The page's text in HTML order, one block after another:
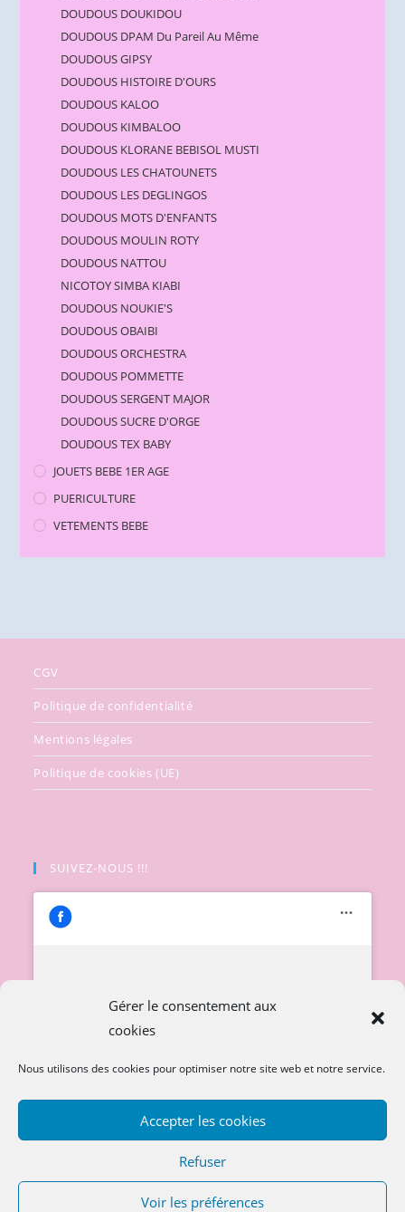
Gérer le consentement aux
cookies
Nous utilisons des cookies pour optimiser notre site web et notre service.
Accepter les cookies
Refuser
Voir les préférences
DOUDOUS DOUKIDOU
DOUDOUS DPAM Du Pareil Au Même
DOUDOUS GIPSY
DOUDOUS HISTOIRE D'OURS
DOUDOUS KALOO
DOUDOUS KIMBALOO
DOUDOUS KLORANE BEBISOL MUSTI
DOUDOUS LES CHATOUNETS
DOUDOUS LES DEGLINGOS
DOUDOUS MOTS D'ENFANTS
DOUDOUS MOULIN ROTY
DOUDOUS NATTOU
NICOTOY SIMBA KIABI
DOUDOUS NOUKIE'S
DOUDOUS OBAIBI
DOUDOUS ORCHESTRA
DOUDOUS POMMETTE
DOUDOUS SERGENT MAJOR
DOUDOUS SUCRE D'ORGE
DOUDOUS TEX BABY
JOUETS BEBE 1ER AGE
PUERICULTURE
VETEMENTS BEBE
CGV
Politique de confidentialité
Mentions légales
Politique de cookies (UE)
SUIVEZ-NOUS !!!
Cliquez pour accepter les cookies
marketing et activer ce contenu
Copyright 2026